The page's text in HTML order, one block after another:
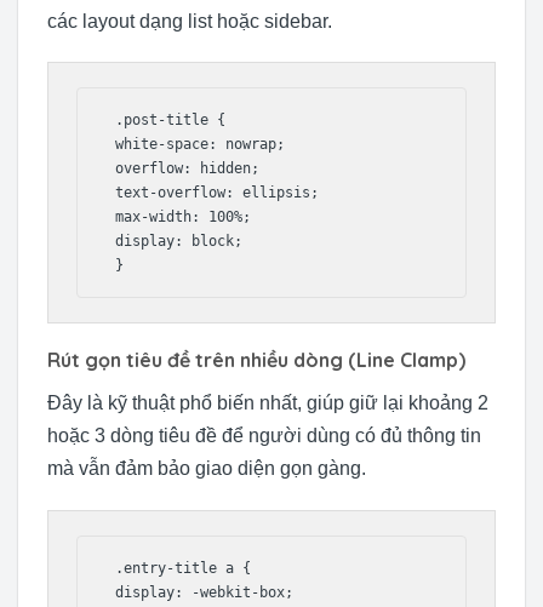
các layout dạng list hoặc sidebar.
.post-title {
white-space: nowrap;
overflow: hidden;
text-overflow: ellipsis;
max-width: 100%;
display: block;
}
Rút gọn tiêu đề trên nhiều dòng (Line Clamp)
Đây là kỹ thuật phổ biến nhất, giúp giữ lại khoảng 2
hoặc 3 dòng tiêu đề để người dùng có đủ thông tin
mà vẫn đảm bảo giao diện gọn gàng.
.entry-title a {
display: -webkit-box;